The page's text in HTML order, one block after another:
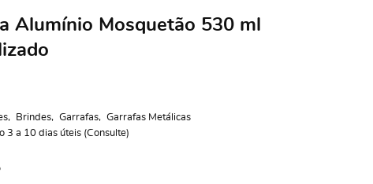
Alumínio Mosquetão 530 ml
Brindes Garrafas
Garrafas Metálicas
3 a 10 dias úteis (Consulte)